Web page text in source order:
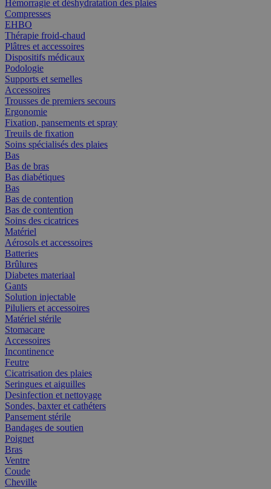
Hémorragie et déshydratation des plaies
Compresses
EHBO
Thérapie froid-chaud
Plâtres et accessoires
Dispositifs médicaux
Podologie
Supports et semelles
Accessoires
Trousses de premiers secours
Ergonomie
Fixation, pansements et spray
Treuils de fixation
Soins spécialisés des plaies
Bas
Bas de bras
Bas diabétiques
Bas
Bas de contention
Bas de contention
Soins des cicatrices
Matériel
Aérosols et accessoires
Batteries
Brûlures
Diabetes materiaal
Gants
Solution injectable
Piluliers et accessoires
Matériel stérile
Stomacare
Accessoires
Incontinence
Feutre
Cicatrisation des plaies
Seringues et aiguilles
Desinfection et nettoyage
Sondes, baxter et cathéters
Pansement stérile
Bandages de soutien
Poignet
Bras
Ventre
Coude
Cheville